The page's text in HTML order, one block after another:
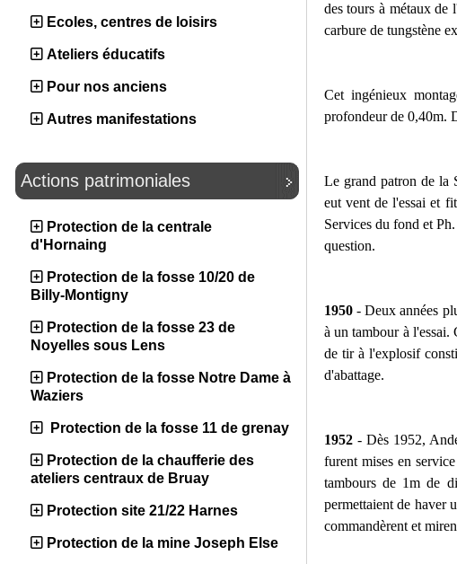
Ecoles, centres de loisirs
Ateliers éducatifs
Pour nos anciens
Autres manifestations
Actions patrimoniales
Protection de la centrale
d'Hornaing
Protection de la fosse 10/20 de
Billy-Montigny
Protection de la fosse 23 de
Noyelles sous Lens
Protection de la fosse Notre Dame à
Waziers
Protection de la fosse 11 de grenay
Protection de la chaufferie des
ateliers centraux de Bruay
Protection site 21/22 Harnes
Protection de la mine Joseph Else
des tours à métaux de
carbure de tungstène
Cet ingénieux
profondeur de 0,40m.
Le grand patron de la
eut vent de l'essai et
Services du fond et
question.
1950- Deux années
à un tambour à l'essai.
de tir à l'explosif
d'abattage.
1952- Dès 1952,
furent mises en
tambours de 1m de
permettaient de haver
commandèrent et